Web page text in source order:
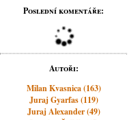
Poslední komentáře:
Autoři:
Milan Kvasnica (163)
Juraj Gyarfas (119)
Juraj Alexander (49)